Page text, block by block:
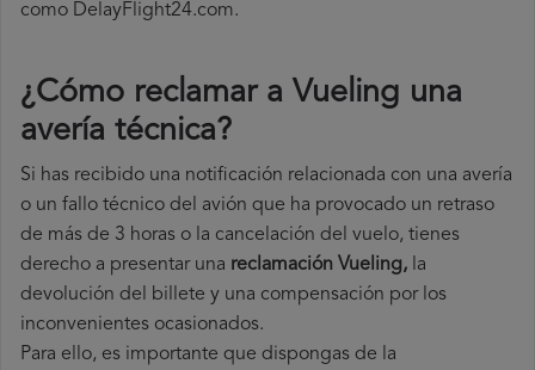
como DelayFlight24.com.
¿Cómo reclamar a Vueling una
avería técnica?
Si has recibido una notificación relacionada con una avería
o un fallo técnico del avión que ha provocado un retraso
de más de 3 horas o la cancelación del vuelo, tienes
derecho a presentar una reclamación Vueling, la
devolución del billete y una compensación por los
inconvenientes ocasionados.
Para ello, es importante que dispongas de la